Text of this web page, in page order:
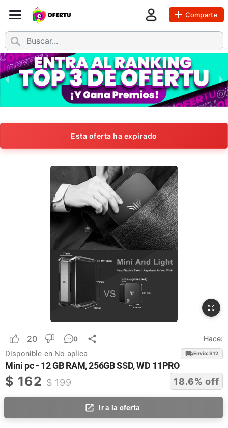
Comparte
Esta oferta ha expirado
20 0 Hace:
Disponible en No aplica Envío: $12
Mini pc - 12 GB RAM, 256GB SSD, WD 11PRO
$ 162 $199 18.6% off
ir a la oferta